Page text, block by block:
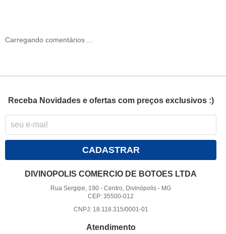
Carregando comentários ...
Receba Novidades e ofertas com preços exclusivos :)
CADASTRAR
DIVINOPOLIS COMERCIO DE BOTOES LTDA
Rua Sergipe, 190 -Centro, Divinópolis - MG
CEP: 35500-012
CNPJ: 18.118.315/0001-01
Atendimento